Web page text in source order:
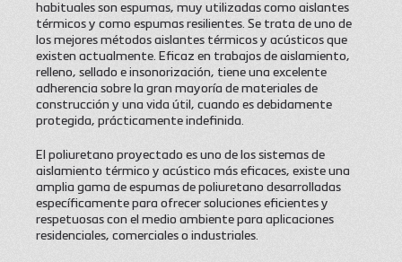
habituales son espumas, muy utilizadas como aislantes
térmicos y como espumas resilientes. Se trata de uno de
los mejores métodos aislantes térmicos y acústicos que
existen actualmente. Eficaz en trabajos de aislamiento,
relleno, sellado e insonorización, tiene una excelente
adherencia sobre la gran mayoría de materiales de
construcción y una vida útil, cuando es debidamente
protegida, prácticamente indefinida.
El poliuretano proyectado es uno de los sistemas de
aislamiento térmico y acústico más eficaces, existe una
amplia gama de espumas de poliuretano desarrolladas
específicamente para ofrecer soluciones eficientes y
respetuosas con el medio ambiente para aplicaciones
residenciales, comerciales o industriales.